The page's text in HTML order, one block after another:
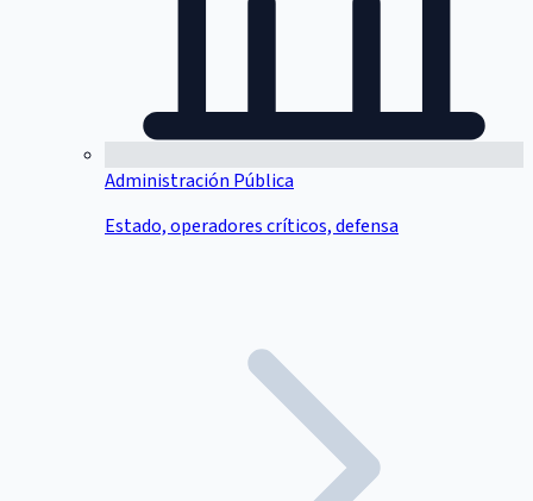
Administración Pública
Estado, operadores críticos, defensa